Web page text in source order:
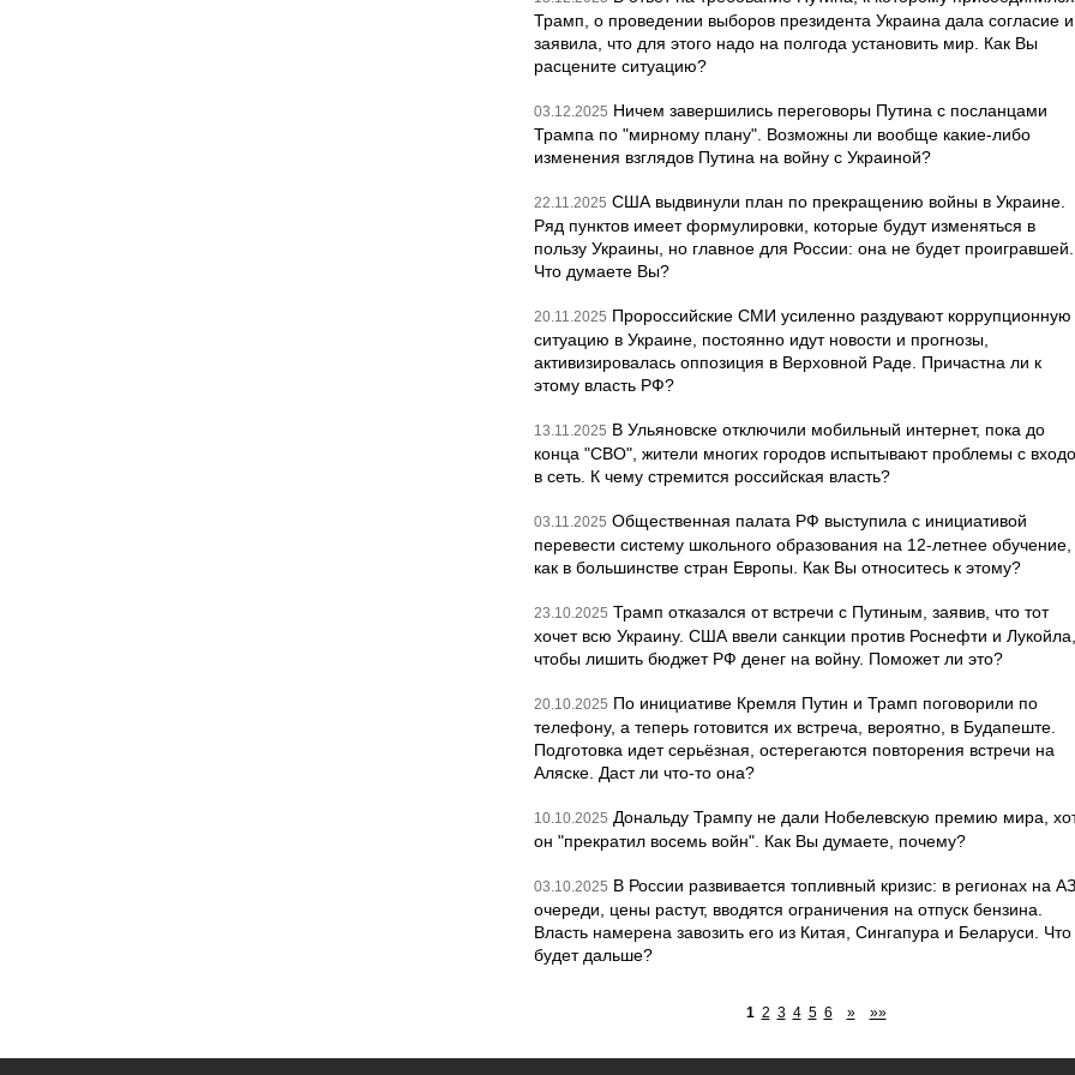
Трамп, о проведении выборов президента Украина дала согласие и
заявила, что для этого надо на полгода установить мир. Как Вы
расцените ситуацию?
03.12.2025 Ничем завершились переговоры Путина с посланцами
Трампа по "мирному плану". Возможны ли вообще какие-либо
изменения взглядов Путина на войну с Украиной?
22.11.2025 США выдвинули план по прекращению войны в Украине.
Ряд пунктов имеет формулировки, которые будут изменяться в
пользу Украины, но главное для России: она не будет проигравшей.
Что думаете Вы?
20.11.2025 Пророссийские СМИ усиленно раздувают коррупционную
ситуацию в Украине, постоянно идут новости и прогнозы,
активизировалась оппозиция в Верховной Раде. Причастна ли к
этому власть РФ?
13.11.2025 В Ульяновске отключили мобильный интернет, пока до
конца "СВО", жители многих городов испытывают проблемы с
в сеть. К чему стремится российская власть?
03.11.2025 Общественная палата РФ выступила с инициативой
перевести систему школьного образования на 12-летнее обучение,
как в большинстве стран Европы. Как Вы относитесь к этому?
23.10.2025 Трамп отказался от встречи с Путиным, заявив, что тот
хочет всю Украину. США ввели санкции против Роснефти и Лукойла,
чтобы лишить бюджет РФ денег на войну. Поможет ли это?
20.10.2025 По инициативе Кремля Путин и Трамп поговорили по
телефону, а теперь готовится их встреча, вероятно, в Будапеште.
Подготовка идет серьёзная, остерегаются повторения встречи на
Аляске. Даст ли что-то она?
10.10.2025 Дональду Трампу не дали Нобелевскую премию мира,
он "прекратил восемь войн". Как Вы думаете, почему?
03.10.2025 В России развивается топливный кризис: в регионах на
очереди, цены растут, вводятся ограничения на отпуск бензина.
Власть намерена завозить его из Китая, Сингапура и Беларуси. Что
будет дальше?
1 2 3 4 5 6 » »»